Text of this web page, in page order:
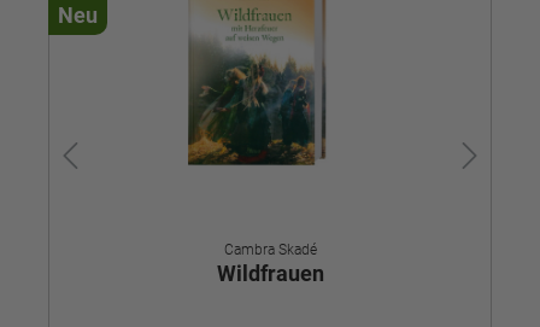
Neu
Cambra Skadé
Wildfrauen